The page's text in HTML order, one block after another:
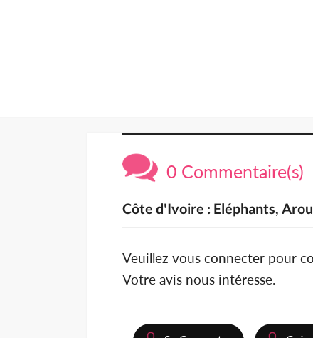
0 Commentaire(s)
Côte d'Ivoire : Eléphants,
Veuillez vous connecter pour
Votre avis nous intéresse.